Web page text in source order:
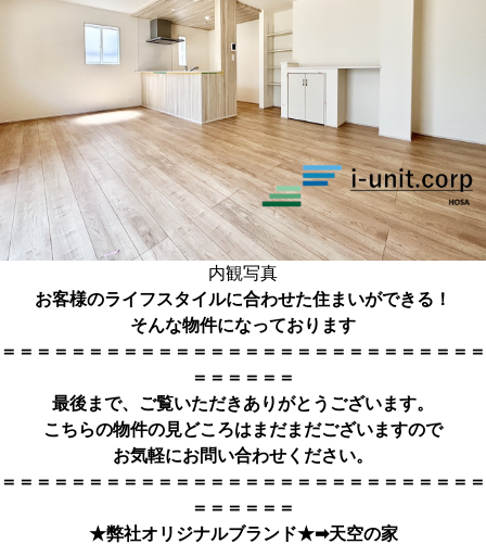
内観写真
お客様のライフスタイルに合わせた住まいができる！
そんな物件になっております
＝＝＝＝＝＝＝＝＝＝＝＝＝＝＝＝＝＝＝＝＝＝＝＝＝＝＝＝
＝＝＝＝＝＝
最後まで、ご覧いただきありがとうございます。
こちらの物件の見どころはまだまだございますので
お気軽にお問い合わせください。
＝＝＝＝＝＝＝＝＝＝＝＝＝＝＝＝＝＝＝＝＝＝＝＝＝＝＝＝
＝＝＝＝＝＝
★弊社オリジナルブランド★➡天空の家